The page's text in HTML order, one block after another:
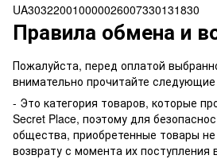
UA303220010000026007330131830
Правила обмена и
Пожалуйста, перед оплатой
внимательно прочитайте
- Это категория товаров, которые
Secret Place, поэтому для
общества, приобретенные товары
возврату с момента их поступления